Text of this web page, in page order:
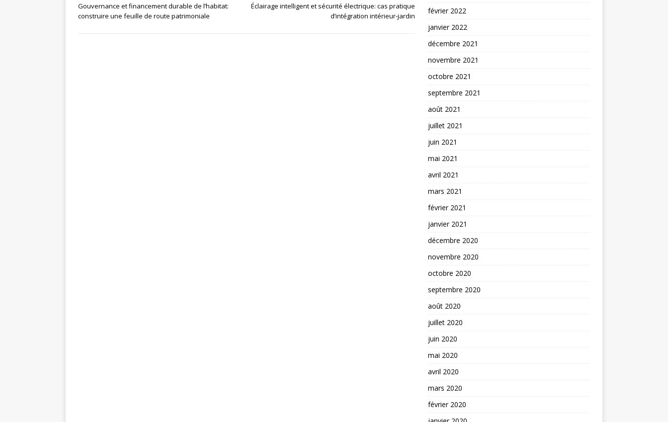
Gouvernance et financement durable de l’habitat:
construire une feuille de route patrimoniale
Éclairage intelligent et sécurité électrique: cas pratique
d’intégration intérieur-jardin
février 2022
janvier 2022
décembre 2021
novembre 2021
octobre 2021
septembre 2021
août 2021
juillet 2021
juin 2021
mai 2021
avril 2021
mars 2021
février 2021
janvier 2021
décembre 2020
novembre 2020
octobre 2020
septembre 2020
août 2020
juillet 2020
juin 2020
mai 2020
avril 2020
mars 2020
février 2020